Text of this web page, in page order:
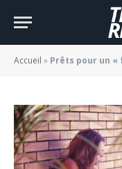
Accueil » Prêts pour un «
avec la
BY JADE